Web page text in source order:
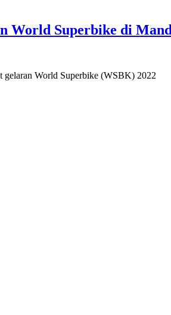
World Superbike di
World Superbike (WSBK) 2022